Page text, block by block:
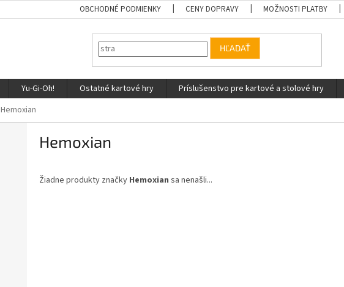
OBCHODNÉ PODMIENKY CENY DOPRAVY MOŽNOSTI PLATBY
HĽADAŤ
Yu-Gi-Oh! Ostatné kartové hry Príslušenstvo pre kartové a stolové hry
Hemoxian
Hemoxian
Žiadne produkty značky Hemoxian sa nenašli...